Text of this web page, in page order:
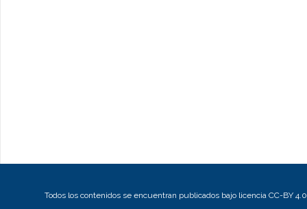
Todos los contenidos se encuentran publicados bajo licencia CC-BY 4.0